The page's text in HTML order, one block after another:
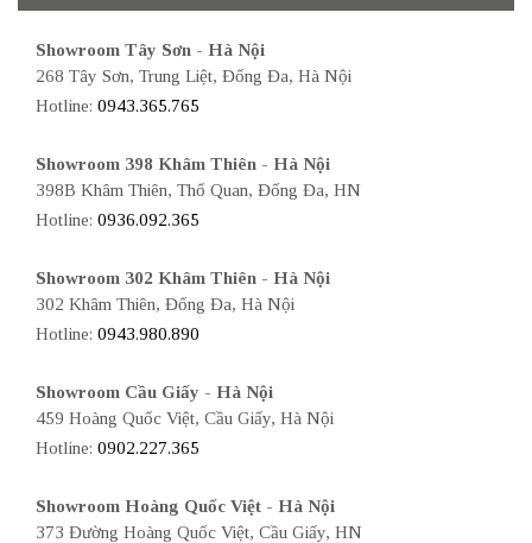
Showroom Tây Sơn - Hà Nội
268 Tây Sơn, Trung Liệt, Đống Đa, Hà Nội
Hotline: 0943.365.765
Showroom 398 Khâm Thiên - Hà Nội
398B Khâm Thiên, Thổ Quan, Đống Đa, HN
Hotline: 0936.092.365
Showroom 302 Khâm Thiên - Hà Nội
302 Khâm Thiên, Đống Đa, Hà Nội
Hotline: 0943.980.890
Showroom Cầu Giấy - Hà Nội
459 Hoàng Quốc Việt, Cầu Giấy, Hà Nội
Hotline: 0902.227.365
Showroom Hoàng Quốc Việt - Hà Nội
373 Đường Hoàng Quốc Việt, Cầu Giấy, HN